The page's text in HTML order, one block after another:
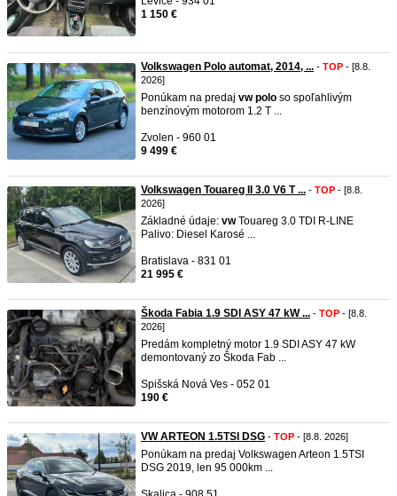
1 150 €
Volkswagen Polo automat, 2014, ... - TOP - [8.8.
2026]
Ponúkam na predaj vw polo so spoľahlivým
benzínovým motorom 1.2 T ...
Zvolen - 960 01
9 499 €
Volkswagen Touareg II 3.0 V6 T ... - TOP - [8.8.
2026]
Základné údaje: vwTouareg 3.0 TDI R-LINE
Palivo: Diesel Karosé ...
Bratislava - 831 01
21 995 €
Škoda Fabia 1.9 SDI ASY 47 kW ... - TOP - [8.8.
2026]
Predám kompletný motor 1.9 SDI ASY 47 kW
demontovaný zo Škoda Fab ...
Spišská Nová Ves - 052 01
190 €
VW ARTEON 1.5TSI DSG - TOP - [8.8. 2026]
Ponúkam na predaj Volkswagen Arteon 1.5TSI
DSG 2019, len 95 000km ...